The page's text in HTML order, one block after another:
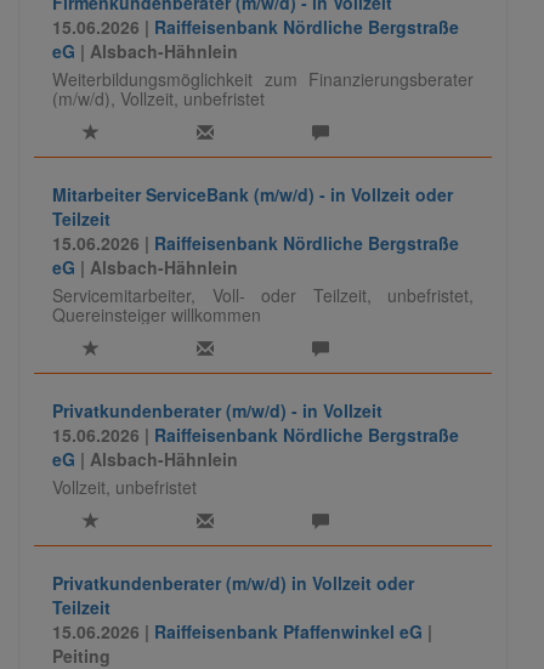
15.06.2026 | Raiffeisenbank Nördliche Bergstraße
eG | Alsbach-Hähnlein
Weiterbildungsmöglichkeit zum Finanzierungsberater
(m/w/d), Vollzeit, unbefristet
Mitarbeiter ServiceBank (m/w/d) - in Vollzeit oder
Teilzeit
15.06.2026 | Raiffeisenbank Nördliche Bergstraße
eG | Alsbach-Hähnlein
Servicemitarbeiter, Voll- oder Teilzeit, unbefristet,
Quereinsteiger willkommen
Privatkundenberater (m/w/d) - in Vollzeit
15.06.2026 | Raiffeisenbank Nördliche Bergstraße
eG | Alsbach-Hähnlein
Vollzeit, unbefristet
Privatkundenberater (m/w/d) in Vollzeit oder
Teilzeit
15.06.2026 | Raiffeisenbank Pfaffenwinkel eG |
Peiting